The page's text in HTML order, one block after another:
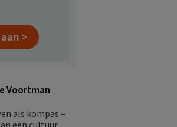
>
Voortman
als kompas –